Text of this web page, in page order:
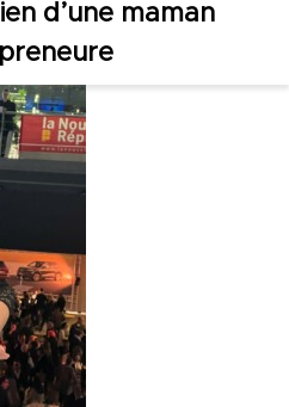
d’une maman